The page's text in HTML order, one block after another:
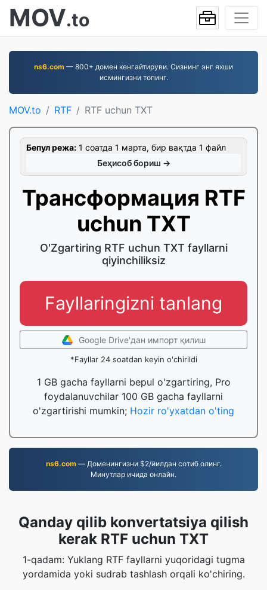
MOV.to
ns6.com — 800+ домен кенгайтируви. Сизнинг энг яхши
исмингизни топинг.
MOV.to RTF RTF uchun TXT
Бепул режа: 1 соатда 1 марта, бир вақтда 1 файл
Беҳисоб бориш →
Трансформация RTF
uchun TXT
O'Zgartiring RTF uchun TXT fayllarni
qiyinchiliksiz
Fayllaringizni tanlang
Google Drive'дан импорт қилиш
*Fayllar 24 soatdan keyin o'chirildi
1 GB gacha fayllarni bepul o'zgartiring, Pro
foydalanuvchilar 100 GB gacha fayllarni
o'zgartirishi mumkin; Hozir ro'yxatdan o'ting
ns6.com— Доменингизни $2/йилдан сотиб олинг.
Минутлар ичида онлайн.
Qanday qilib konvertatsiya qilish
kerak RTF uchun TXT
1-qadam: Yuklang RTF fayllarni yuqoridagi tugma
yordamida yoki sudrab tashlash orqali ko'chiring.